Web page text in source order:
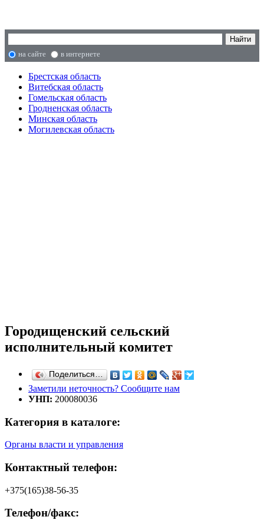
на сайте в интернете
Брестская область
Витебская область
Гомельская область
Гродненская область
Минская область
Могилевская область
Городищенский сельский
исполнительный комитет
Поделиться…
Заметили неточность? Сообщите нам
УНП: 200080036
Категория в каталоге:
Органы власти и управления
Контактный телефон:
+375(165)38-56-35
Телефон/факс: